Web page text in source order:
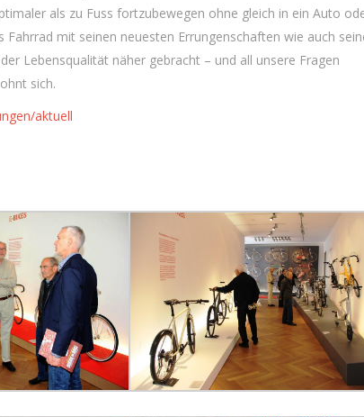
als zu Fuss fortzubewegen ohne gleich in ein Auto
mit seinen neuesten Errungenschaften wie auch
Lebensqualität näher gebracht – und all unsere Fragen
sich.
aktuell